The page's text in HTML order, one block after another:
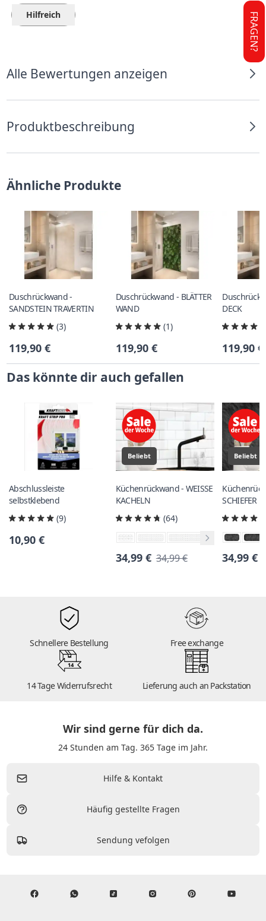
Hilfreich
Alle Bewertungen anzeigen
Produktbeschreibung
Ähnliche Produkte
Duschrückwand -
SANDSTEIN TRAVERTIN
(3)
119,90 €
Duschrückwand - BLÄTTER
WAND
(1)
119,90 €
DECK
119,90 €
Das könnte dir auch gefallen
Abschlussleiste
selbstklebend
(9)
10,90 €
Beliebt
Küchenrückwand - WEISSE
KACHELN
(64)
34,99 € 34,99 €
Beliebt
SCHIEFER
34,99 €
Schnellere Bestellung Free exchange
14
14 Tage Widerrufsrecht Lieferung auch an Packstation
Wir sind gerne für dich da.
24 Stunden am Tag. 365 Tage im Jahr.
Hilfe & Kontakt
Häufig gestellte Fragen
Sendung vefolgen
FRAGEN?